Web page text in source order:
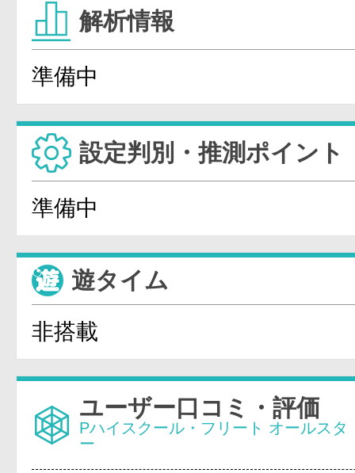
解析情報
準備中
設定判別・推測ポイント
準備中
遊タイム
非搭載
ユーザー口コミ・評価
Pハイスクール・フリート オールスタ
ー